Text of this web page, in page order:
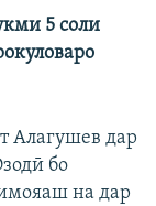
5 соли
Алагушев дар
бо
на дар